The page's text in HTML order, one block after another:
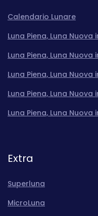
Calendario Lunare
Luna Piena, Luna Nuova
Luna Piena, Luna Nuova
Luna Piena, Luna Nuova
Luna Piena, Luna
Luna Piena, Luna
Extra
Superluna
MicroLuna